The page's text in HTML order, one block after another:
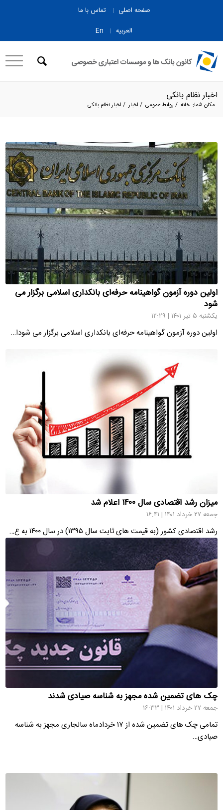
صفحه اصلی
تماس با ما
العربیه
En
اخبار نظام بانکی
مکان شما: خانه / روابط عمومی / اخبار / اخبار نظام بانکی
اولین دوره آزمون گواهینامه حرفه‌ای بانکداری اسلامی برگزار می
شود
یکشنبه ۵ تیر ۱۴۰۱ | ۱۲:۲۹
اولین دوره آزمون گواهینامه حرفه‌ای بانکداری اسلامی برگزار می شودا…
میزان رشد اقتصادی سال ۱۴۰۰ اعلام شد
جمعه ۲۷ خرداد ۱۴۰۱ | ۱۶:۴۱
رشد اقتصادی کشور (به قیمت های ثابت سال ۱۳۹۵) در سال ۱۴۰۰ به ع…
چک های تضمین شده مجهز به شناسه صیادی شدند
جمعه ۲۷ خرداد ۱۴۰۱ | ۱۶:۳۳
تمامی چک های تضمین شده از ۱۷ خردادماه سالجاری مجهز به شناسه
صیادی…